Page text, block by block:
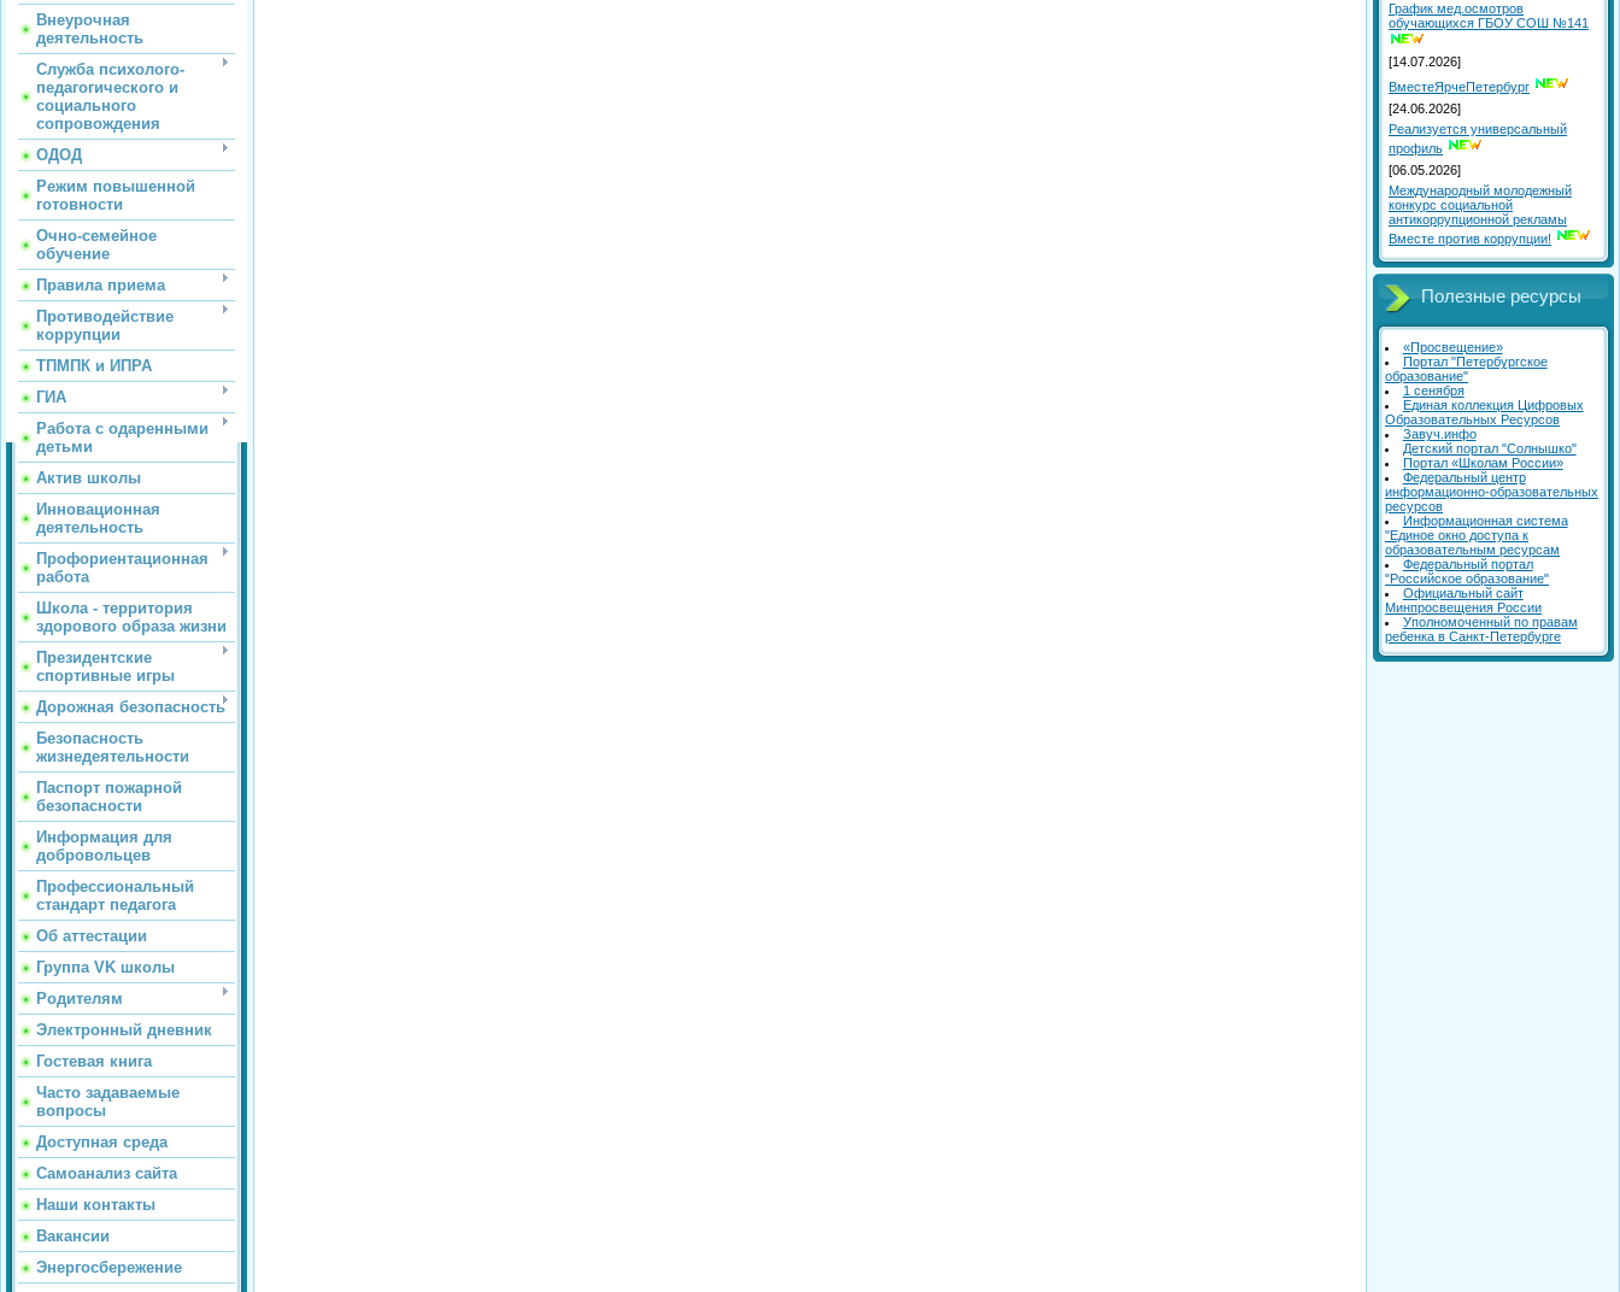
Внеурочная
деятельность
Служба психолого-
педагогического и
социального
сопровождения
ОДОД
Режим повышенной
готовности
Очно-семейное
обучение
Правила приема
Противодействие
коррупции
ТПМПК и ИПРА
ГИА
Работа с одаренными
детьми
Актив школы
Инновационная
деятельность
Профориентационная
работа
Школа - территория
здорового образа жизни
Президентские
спортивные игры
Дорожная безопасность
Безопасность
жизнедеятельности
Паспорт пожарной
безопасности
Информация для
добровольцев
Профессиональный
стандарт педагога
Об аттестации
Группа VK школы
Родителям
Электронный дневник
Гостевая книга
Часто задаваемые
вопросы
Доступная среда
Самоанализ сайта
Наши контакты
Вакансии
Энергосбережение
График мед.осмотров
обучающихся ГБОУ СОШ №141
[14.07.2026]
ВместеЯрчеПетербург
[24.06.2026]
Реализуется универсальный
профиль
[06.05.2026]
Международный молодежный
конкурс социальной
антикоррупционной рекламы
Вместе против коррупции!
Полезные ресурсы
«Просвещение»
Портал "Петербургское
образование"
1 сенября
Единая коллекция Цифровых
Образовательных Ресурсов
Завуч.инфо
Детский портал "Солнышко"
Портал «Школам России»
Федеральный центр
информационно-образовательных
ресурсов
Информационная система
"Единое окно доступа к
образовательным ресурсам
Федеральный портал
"Российское образование"
Официальный сайт
Минпросвещения России
Уполномоченный по правам
ребенка в Санкт-Петербурге